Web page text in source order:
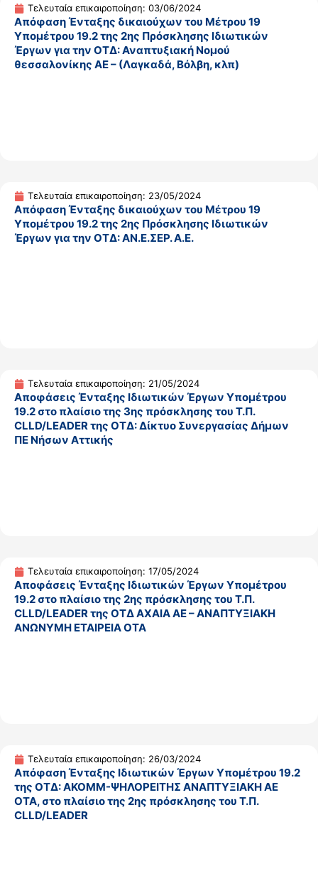
Τελευταία επικαιροποίηση: 03/06/2024
Απόφαση Ένταξης δικαιούχων του Μέτρου 19
Υπομέτρου 19.2 της 2ης Πρόσκλησης Ιδιωτικών
Έργων για την ΟΤΔ: Αναπτυξιακή Νομού
θεσσαλονίκης ΑΕ – (Λαγκαδά, Βόλβη, κλπ)
Τελευταία επικαιροποίηση: 23/05/2024
Απόφαση Ένταξης δικαιούχων του Μέτρου 19
Υπομέτρου 19.2 της 2ης Πρόσκλησης Ιδιωτικών
Έργων για την ΟΤΔ: ΑΝ.Ε.ΣΕΡ. Α.Ε.
Τελευταία επικαιροποίηση: 21/05/2024
Αποφάσεις Ένταξης Ιδιωτικών Έργων Υπομέτρου
19.2 στο πλαίσιο της 3ης πρόσκλησης του Τ.Π.
CLLD/LEADER της ΟΤΔ: Δίκτυο Συνεργασίας Δήμων
ΠΕ Νήσων Αττικής
Τελευταία επικαιροποίηση: 17/05/2024
Αποφάσεις Ένταξης Ιδιωτικών Έργων Υπομέτρου
19.2 στο πλαίσιο της 2ης πρόσκλησης του Τ.Π.
CLLD/LEADER της ΟΤΔ ΑΧΑΙΑ ΑΕ – ΑΝΑΠΤΥΞΙΑΚΗ
ΑΝΩΝΥΜΗ ΕΤΑΙΡΕΙΑ ΟΤΑ
Τελευταία επικαιροποίηση: 26/03/2024
Απόφαση Ένταξης Ιδιωτικών Έργων Υπομέτρου 19.2
της ΟΤΔ: ΑΚΟΜΜ-ΨΗΛΟΡΕΙΤΗΣ ΑΝΑΠΤΥΞΙΑΚΗ ΑΕ
ΟΤΑ, στο πλαίσιο της 2ης πρόσκλησης του Τ.Π.
CLLD/LEADER